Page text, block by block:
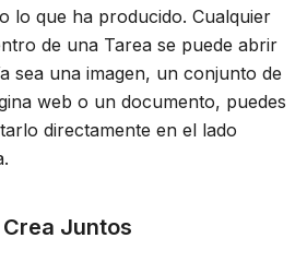
lo que ha producido. Cualquier
de una Tarea se puede abrir
sea una imagen, un conjunto de
web o un documento, puedes
directamente en el lado
Juntos